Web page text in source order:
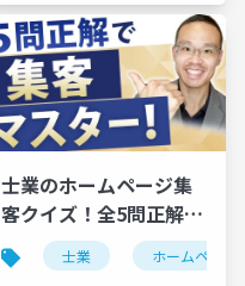
営業
士業のホームページ集
客クイズ！全5問正解で
きる？士業 ホームページ